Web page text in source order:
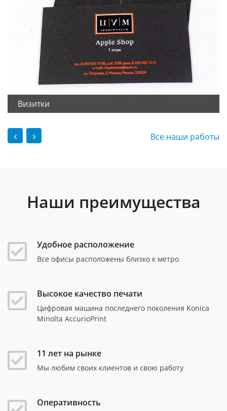
Визитки
‹ › Все наши работы
Наши преимущества
Удобное расположение
Все офисы расположены близко к метро
Высокое качество печати
Цифровая машина последнего поколения Konica
Minolta AccurioPrint
11 лет на рынке
Мы любим своих клиентов и свою работу
Оперативность